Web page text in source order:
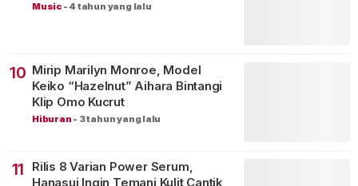
Music - 4 tahun yang lalu
10 Mirip Marilyn Monroe, Model
Keiko “Hazelnut” Aihara Bintangi
Klip Omo Kucrut
Hiburan - 3 tahun yang lalu
11
Rilis 8 Varian Power Serum,
Hanasui Ingin Temani Kulit Cantik